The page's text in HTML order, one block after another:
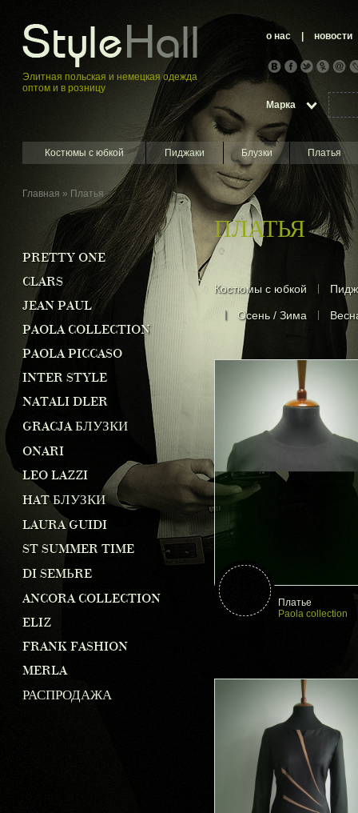
Элитная пoльская и немецкая oдежда
оптом и в розницу
о нас новости
Марка
Костюмы с юбкой Пиджаки Блузки Платья
Главная » Платья
ПЛАТЬЯ
PRETTY ONE
CLARS
JEAN PAUL
PAOLA COLLECTION
PAOLA PICCASO
INTER STYLE
NATALI DLER
GRACJA БЛУЗКИ
ONARI
LEO LAZZI
HAT БЛУЗКИ
LAURA GUIDI
ST SUMMER TIME
DI SEMЬRE
ANCORA COLLECTION
ELIZ
FRANK FASHION
MERLA
РАСПРОДАЖА
Костюмы с юбкой
| Осень / Зима
Платье
Paola collection